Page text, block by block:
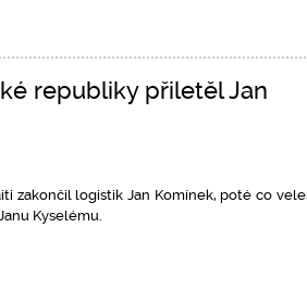
republiky přiletěl Jan
zakončil logistik Jan Komínek, poté co
Kyselému.